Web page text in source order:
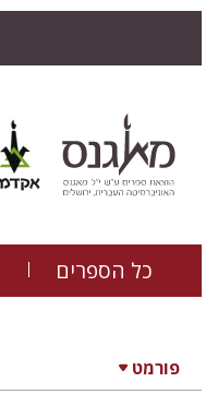
כל הספרים
פורמט